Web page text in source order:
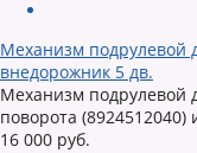
Механизм подрулевой
внедорожник 5 дв.
Механизм подрулевой
поворота (8924512040)
16 000 руб.